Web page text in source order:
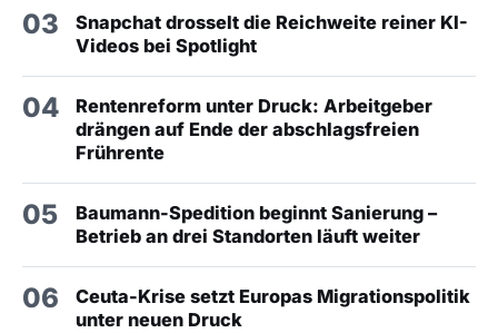
03
Snapchat drosselt die Reichweite reiner KI-
Videos bei Spotlight
04
Rentenreform unter Druck: Arbeitgeber
drängen auf Ende der abschlagsfreien
Frührente
05
Baumann-Spedition beginnt Sanierung –
Betrieb an drei Standorten läuft weiter
06
Ceuta-Krise setzt Europas Migrationspolitik
unter neuen Druck